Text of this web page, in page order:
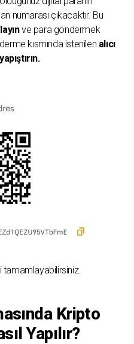
numarası çıkacaktır. Bu
ve para göndermek
kısmında istenilen alıcı
Kripto
Yapılır?